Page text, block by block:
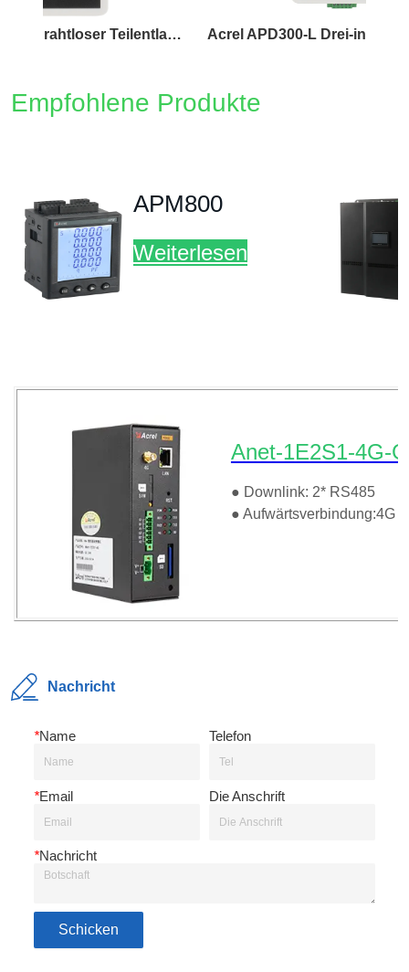
Acrel APD300-W Drahtloser Teilentladungssensor
Nachricht
*Name Telefon
*Email Die Anschrift
*Nachricht
Schicken